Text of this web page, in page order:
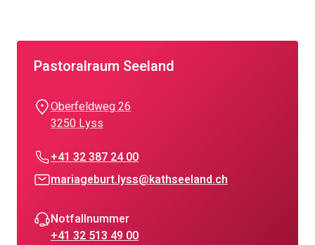
Pastoralraum Seeland
Oberfeldweg 26
3250 Lyss
+41 32 387 24 00
mariageburt.lyss@kathseeland.ch
Notfallnummer
+41 32 513 49 00